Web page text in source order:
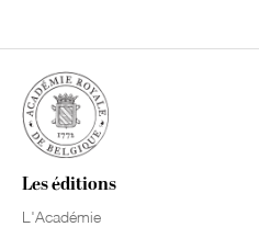
Les éditions
L'Académie